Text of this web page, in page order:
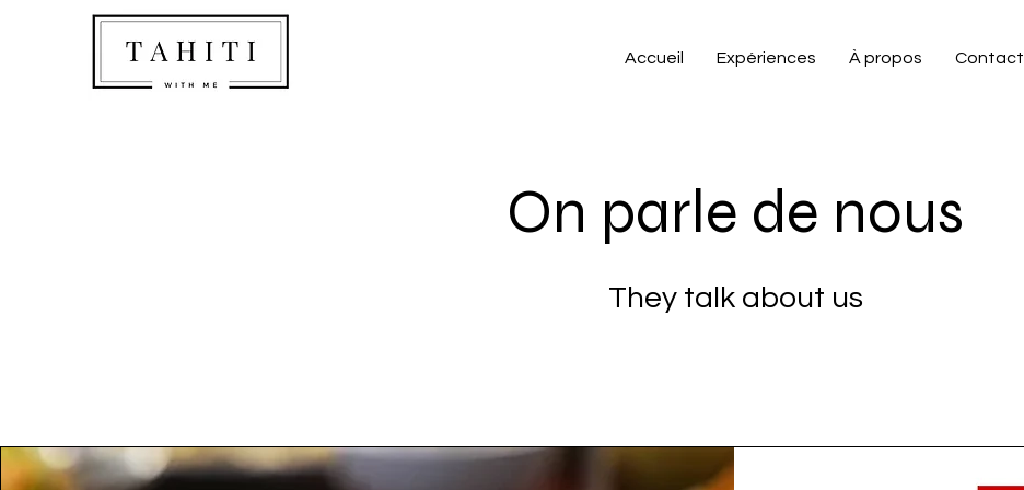
Accueil Expériences À propos Contact
On parle de nous
They talk about us